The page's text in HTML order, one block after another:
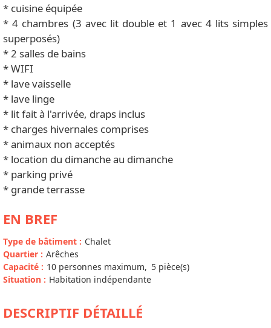
* cuisine équipée
* 4 chambres (3 avec lit double et 1 avec 4 lits simples
superposés)
* 2 salles de bains
* WIFI
* lave vaisselle
* lave linge
* lit fait à l'arrivée, draps inclus
* charges hivernales comprises
* animaux non acceptés
* location du dimanche au dimanche
* parking privé
* grande terrasse
EN BREF
Type de bâtiment : Chalet
Quartier : Arêches
Capacité : 10 personnes maximum 5 pièce(s)
Situation : Habitation indépendante
DESCRIPTIF DÉTAILLÉ